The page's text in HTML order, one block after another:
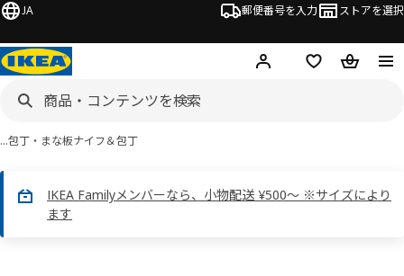
JA 郵便番号を入力 ストアを選択
ログイン・新規入会
欲しいものリスト
カート
…包丁・まな板ナイフ＆包丁
IKEA Familyメンバーなら、小物配送 ¥500～ ※サイズにより
ます